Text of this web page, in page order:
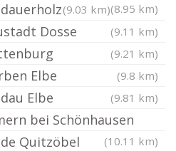
(8.95 km)
(9.03 km)
Dosse (9.11 km)
(9.21 km)
Elbe (9.8 km)
Elbe (9.81 km)
bei Schönhausen
(10.11 km)
Quitzöbel